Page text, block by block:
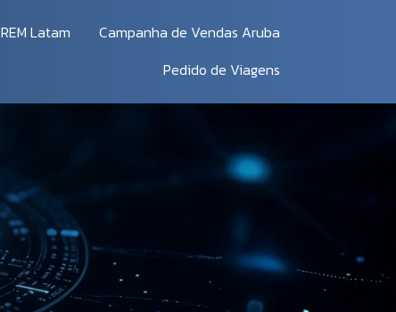
REM Latam
Campanha de Vendas Aruba
Pedido de Viagens